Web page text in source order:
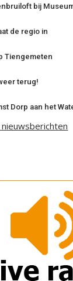
bij
de regio in
Tiengemeten
terug!
Dorp aan het